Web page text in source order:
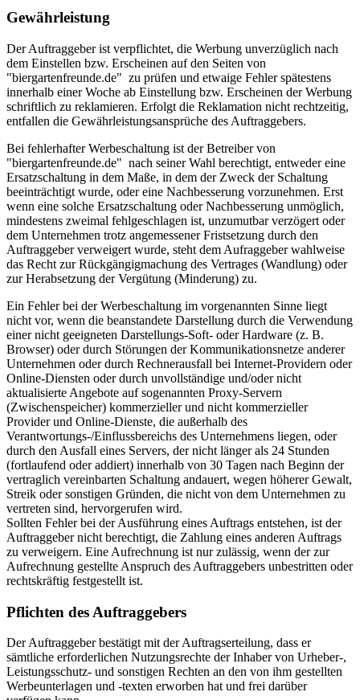
Gewährleistung
Der Auftraggeber ist verpflichtet, die Werbung unverzüglich nach
dem Einstellen bzw. Erscheinen auf den Seiten von
"biergartenfreunde.de" zu prüfen und etwaige Fehler spätestens
innerhalb einer Woche ab Einstellung bzw. Erscheinen der Werbung
schriftlich zu reklamieren. Erfolgt die Reklamation nicht rechtzeitig,
entfallen die Gewährleistungsansprüche des Auftraggebers.
Bei fehlerhafter Werbeschaltung ist der Betreiber von
"biergartenfreunde.de" nach seiner Wahl berechtigt, entweder eine
Ersatzschaltung in dem Maße, in dem der Zweck der Schaltung
beeinträchtigt wurde, oder eine Nachbesserung vorzunehmen. Erst
wenn eine solche Ersatzschaltung oder Nachbesserung unmöglich,
mindestens zweimal fehlgeschlagen ist, unzumutbar verzögert oder
dem Unternehmen trotz angemessener Fristsetzung durch den
Auftraggeber verweigert wurde, steht dem Aufraggeber wahlweise
das Recht zur Rückgängigmachung des Vertrages (Wandlung) oder
zur Herabsetzung der Vergütung (Minderung) zu.
Ein Fehler bei der Werbeschaltung im vorgenannten Sinne liegt
nicht vor, wenn die beanstandete Darstellung durch die Verwendung
einer nicht geeigneten Darstellungs-Soft- oder Hardware (z. B.
Browser) oder durch Störungen der Kommunikationsnetze anderer
Unternehmen oder durch Rechnerausfall bei Internet-Providern oder
Online-Diensten oder durch unvollständige und/oder nicht
aktualisierte Angebote auf sogenannten Proxy-Servern
(Zwischenspeicher) kommerzieller und nicht kommerzieller
Provider und Online-Dienste, die außerhalb des
Verantwortungs-/Einflussbereichs des Unternehmens liegen, oder
durch den Ausfall eines Servers, der nicht länger als 24 Stunden
(fortlaufend oder addiert) innerhalb von 30 Tagen nach Beginn der
vertraglich vereinbarten Schaltung andauert, wegen höherer Gewalt,
Streik oder sonstigen Gründen, die nicht von dem Unternehmen zu
vertreten sind, hervorgerufen wird.
Sollten Fehler bei der Ausführung eines Auftrags entstehen, ist der
Auftraggeber nicht berechtigt, die Zahlung eines anderen Auftrags
zu verweigern. Eine Aufrechnung ist nur zulässig, wenn der zur
Aufrechnung gestellte Anspruch des Auftraggebers unbestritten oder
rechtskräftig festgestellt ist.
Pflichten des Auftraggebers
Der Auftraggeber bestätigt mit der Auftragserteilung, dass er
sämtliche erforderlichen Nutzungsrechte der Inhaber von Urheber-,
Leistungsschutz- und sonstigen Rechten an den von ihm gestellten
Werbeunterlagen und -texten erworben hat und frei darüber